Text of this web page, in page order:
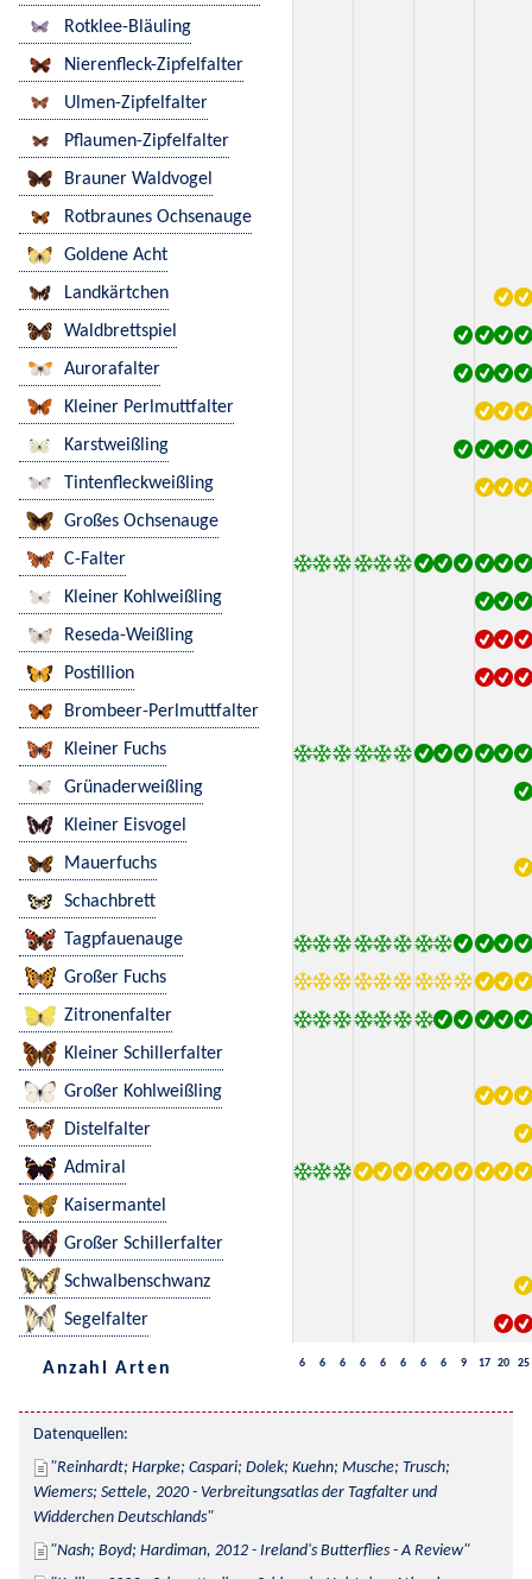
Rotklee-Bläuling
Nierenfleck-Zipfelfalter
Ulmen-Zipfelfalter
Pflaumen-Zipfelfalter
Brauner Waldvogel
Rotbraunes Ochsenauge
Goldene Acht
Landkärtchen
Waldbrettspiel
Aurorafalter
Kleiner Perlmuttfalter
Karstweißling
Tintenfleckweißling
Großes Ochsenauge
C-Falter
Kleiner Kohlweißling
Reseda-Weißling
Postillion
Brombeer-Perlmuttfalter
Kleiner Fuchs
Grünaderweißling
Kleiner Eisvogel
Mauerfuchs
Schachbrett
Tagpfauenauge
Großer Fuchs
Zitronenfalter
Kleiner Schillerfalter
Großer Kohlweißling
Distelfalter
Admiral
Kaisermantel
Großer Schillerfalter
Schwalbenschwanz
Segelfalter
Anzahl Arten 6 6 6 6 6 6 6 6 9 17 20 25
Datenquellen:
Reinhardt; Harpke; Caspari; Dolek; Kuehn; Musche; Trusch;
Wiemers; Settele, 2020 - Verbreitungsatlas der Tagfalter und
Widderchen Deutschlands
Nash; Boyd; Hardiman, 2012 - Ireland's Butterflies - A Review